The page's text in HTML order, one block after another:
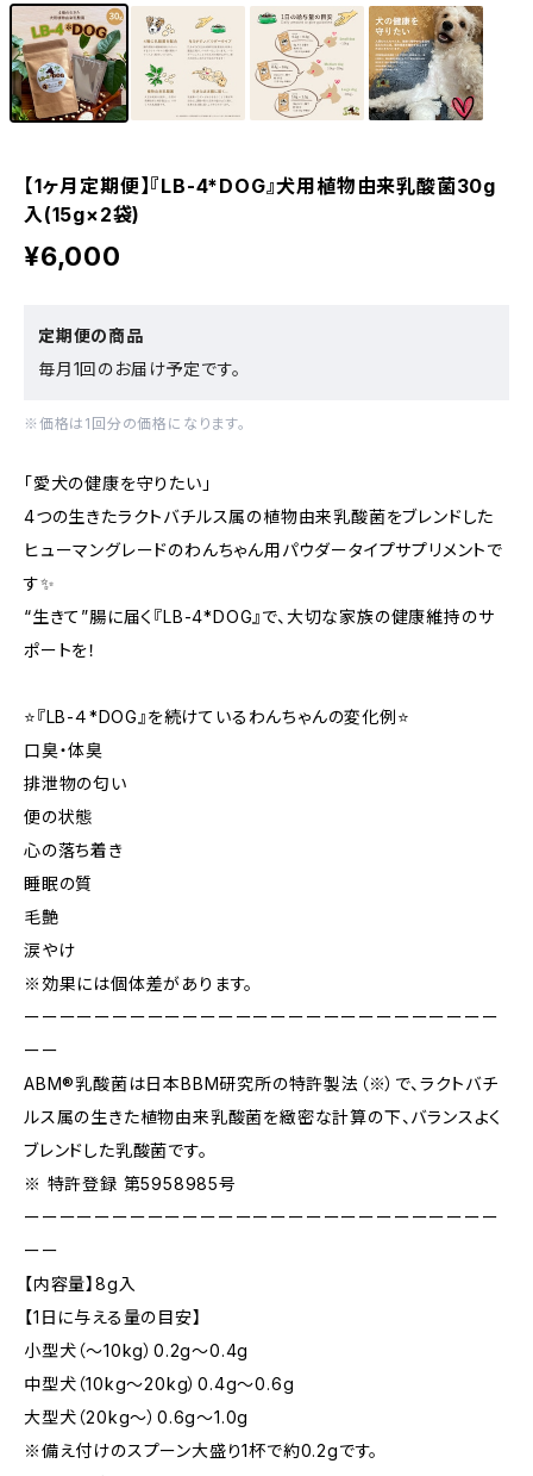
【1ヶ月定期便】『LB-4*DOG』犬用植物由来乳酸菌30g
入(15g×2袋)
¥6,000
定期便の商品
毎月1回のお届け予定です。
※価格は1回分の価格になります。
「愛犬の健康を守りたい」
4つの生きたラクトバチルス属の植物由来乳酸菌をブレンドした
ヒューマングレードのわんちゃん用パウダータイプサプリメントで
す✨
“生きて”腸に届く『LB-4*DOG』で、大切な家族の健康維持のサ
ポートを！
⭐️『LB-４*DOG』を続けているわんちゃんの変化例⭐️
口臭・体臭
排泄物の匂い
便の状態
心の落ち着き
睡眠の質
毛艶
涙やけ
※効果には個体差があります。
ーーーーーーーーーーーーーーーーーーーーーーーーーーー
ーー
ABM®乳酸菌は日本BBM研究所の特許製法（※）で、ラクトバチ
ルス属の生きた植物由来乳酸菌を緻密な計算の下、バランスよく
ブレンドした乳酸菌です。
※ 特許登録 第5958985号
ーーーーーーーーーーーーーーーーーーーーーーーーーーー
ーー
【内容量】8g入
【1日に与える量の目安】
小型犬（〜10kg）0.2g〜0.4g
中型犬（10kg〜20kg）0.4g〜0.6g
大型犬（20kg〜）0.6g〜1.0g
※備え付けのスプーン大盛り1杯で約0.2gです。